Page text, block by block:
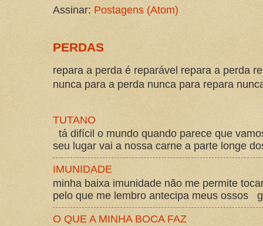
Assinar: Postagens (Atom)
PERDAS
repara a perda é reparável repara a perda
nunca para a perda nunca para repara
TUTANO
tá difícil o mundo quando parece que
seu lugar vai a nossa carne a parte longe
IMUNIDADE
minha baixa imunidade não me permite
pelo que me lembro antecipa meus ossos
O QUE A MINHA BOCA FAZ